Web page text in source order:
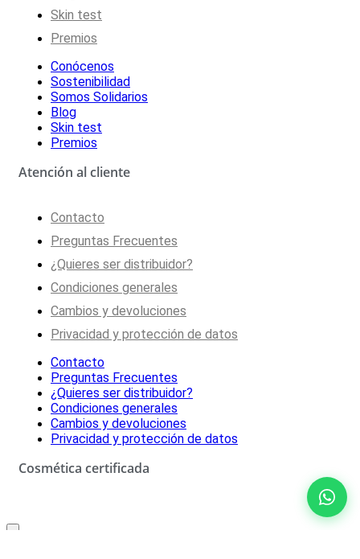
Skin test
Premios
Conócenos
Sostenibilidad
Somos Solidarios
Blog
Skin test
Premios
Atención al cliente
Contacto
Preguntas Frecuentes
¿Quieres ser distribuidor?
Condiciones generales
Cambios y devoluciones
Privacidad y protección de datos
Contacto
Preguntas Frecuentes
¿Quieres ser distribuidor?
Condiciones generales
Cambios y devoluciones
Privacidad y protección de datos
Cosmética certificada